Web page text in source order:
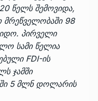
წელს შემოვიდა,
98
პირველი
სამი წელია
FDI-ის
ჯამში
5 მლნ დოლარის